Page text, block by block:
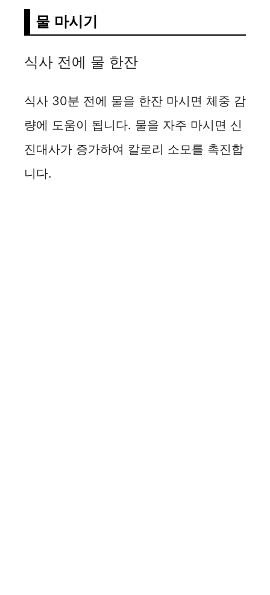
물 마시기
식사 전에 물 한잔
식사 30분 전에 물을 한잔 마시면 체중 감
량에 도움이 됩니다. 물을 자주 마시면 신
진대사가 증가하여 칼로리 소모를 촉진합
니다.